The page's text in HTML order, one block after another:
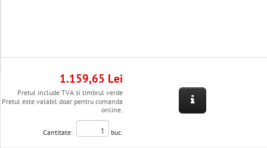
1.159,65 Lei
Pretul include TVA si timbrul verde
Pretul este valabil doar pentru comanda
online.
Cantitate: buc.